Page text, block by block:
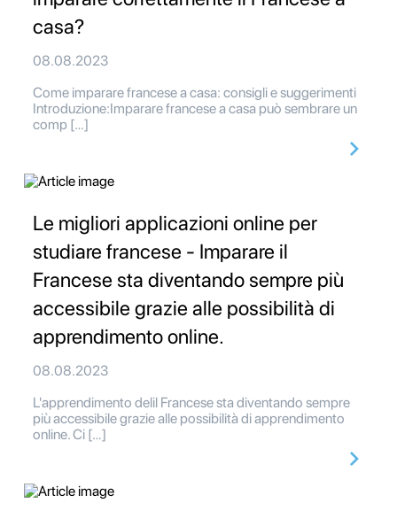
casa?
08.08.2023
Come imparare francese a casa: consigli e suggerimenti
Introduzione:Imparare francese a casa può sembrare un
comp […]
Le migliori applicazioni online per
studiare francese - Imparare il
Francese sta diventando sempre più
accessibile grazie alle possibilità di
apprendimento online.
08.08.2023
L'apprendimento delil Francese sta diventando sempre
più accessibile grazie alle possibilità di apprendimento
online. Ci […]